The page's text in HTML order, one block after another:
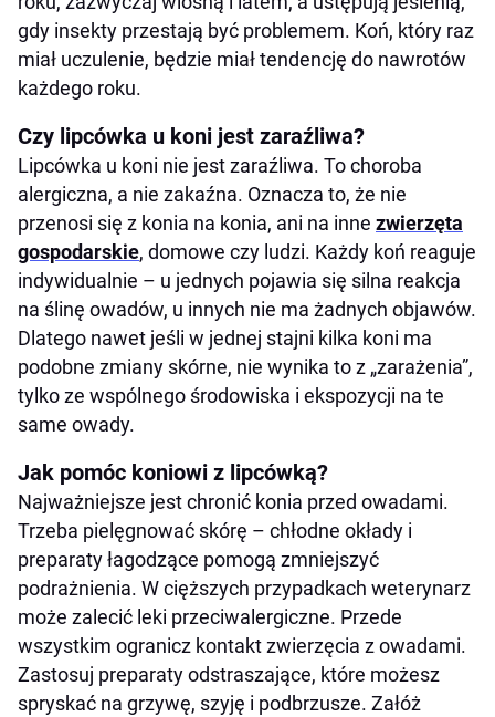
gdy insekty przestają być problemem. Koń, który raz
miał uczulenie, będzie miał tendencję do nawrotów
każdego roku.
Czy lipcówka u koni jest zaraźliwa?
Lipcówka u koni nie jest zaraźliwa. To choroba
alergiczna, a nie zakaźna. Oznacza to, że nie
przenosi się z konia na konia, ani na inne zwierzęta
gospodarskie, domowe czy ludzi. Każdy koń reaguje
indywidualnie – u jednych pojawia się silna reakcja
na ślinę owadów, u innych nie ma żadnych objawów.
Dlatego nawet jeśli w jednej stajni kilka koni ma
podobne zmiany skórne, nie wynika to z „zarażenia”,
tylko ze wspólnego środowiska i ekspozycji na te
same owady.
Jak pomóc koniowi z lipcówką?
Najważniejsze jest chronić konia przed owadami.
Trzeba pielęgnować skórę – chłodne okłady i
preparaty łagodzące pomogą zmniejszyć
podrażnienia. W cięższych przypadkach weterynarz
może zalecić leki przeciwalergiczne. Przede
wszystkim ogranicz kontakt zwierzęcia z owadami.
Zastosuj preparaty odstraszające, które możesz
spryskać na grzywę, szyję i podbrzusze. Załóż